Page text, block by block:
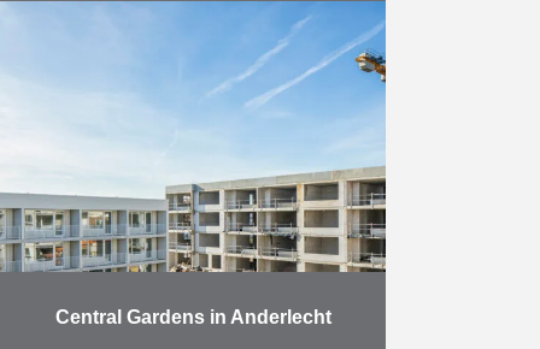
Dit generatievriendelijk
vastgoedproject ligt langs de
Schelde aan de Gentbrugse
Meersen in een groen park van 3,4
hectare. Het geniet een
uitzonderlijke ligging op 15 …
Meer
Central Gardens in Anderlecht